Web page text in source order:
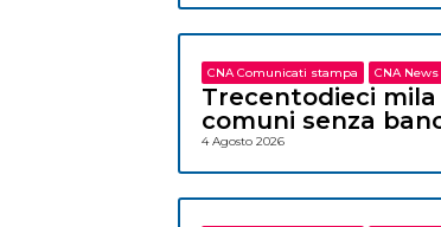
CNA Comunicati stampa CNA News
Trecentodieci
comuni senza
4 Agosto 2026